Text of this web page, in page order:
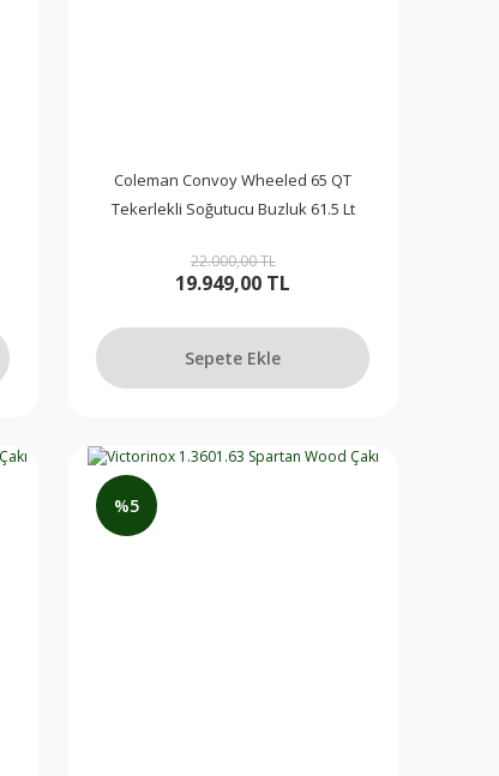
Sepete Ekle
Coleman Convoy Wheeled 65 QT
Tekerlekli Soğutucu Buzluk 61.5 Lt
22.000,00 TL
19.949,00 TL
Sepete Ekle
%5